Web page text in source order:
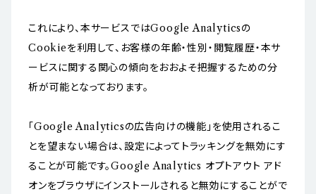
これにより、本サービスではGoogle Analyticsの
Cookieを利用して、お客様の年齢・性別・閲覧履歴・本サ
ービスに関する関心の傾向をおおよそ把握するための分
析が可能となっております。
「Google Analyticsの広告向けの機能」を使用されるこ
とを望まない場合は、設定によってトラッキングを無効にす
ることが可能です。Google Analytics オプトアウト アド
オンをブラウザにインストールされると無効にすることがで